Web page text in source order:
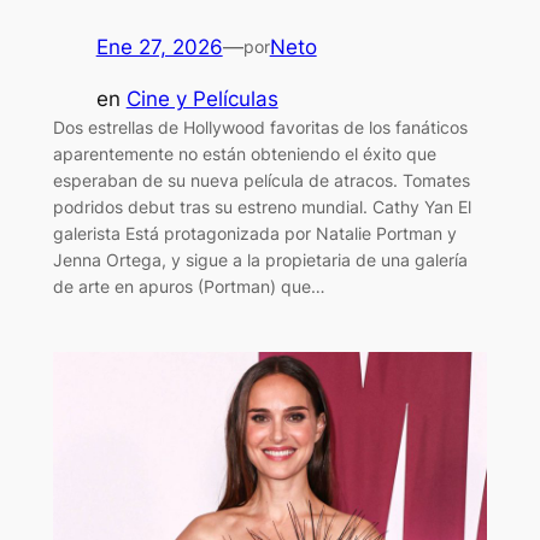
Ene 27, 2026—porNeto
en Cine y Películas
Dos estrellas de Hollywood favoritas de los fanáticos
aparentemente no están obteniendo el éxito que
esperaban de su nueva película de atracos. Tomates
podridos debut tras su estreno mundial. Cathy Yan El
galerista Está protagonizada por Natalie Portman y
Jenna Ortega, y sigue a la propietaria de una galería
de arte en apuros (Portman) que…